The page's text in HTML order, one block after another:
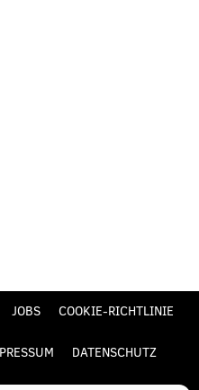
JOBS COOKIE-RICHTLINIE
DATENSCHUTZ